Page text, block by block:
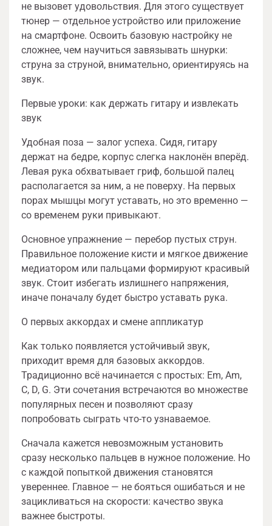
не вызовет удовольствия. Для этого существует
тюнер — отдельное устройство или приложение
на смартфоне. Освоить базовую настройку не
сложнее, чем научиться завязывать шнурки:
струна за струной, внимательно, ориентируясь на
звук.
Первые уроки: как держать гитару и извлекать
звук
Удобная поза — залог успеха. Сидя, гитару
держат на бедре, корпус слегка наклонён вперёд.
Левая рука обхватывает гриф, большой палец
располагается за ним, а не поверху. На первых
порах мышцы могут уставать, но это временно —
со временем руки привыкают.
Основное упражнение — перебор пустых струн.
Правильное положение кисти и мягкое движение
медиатором или пальцами формируют красивый
звук. Стоит избегать излишнего напряжения,
иначе поначалу будет быстро уставать рука.
О первых аккордах и смене аппликатур
Как только появляется устойчивый звук,
приходит время для базовых аккордов.
Традиционно всё начинается с простых: Em, Am,
C, D, G. Эти сочетания встречаются во множестве
популярных песен и позволяют сразу
попробовать сыграть что-то узнаваемое.
Сначала кажется невозможным установить
сразу несколько пальцев в нужное положение. Но
с каждой попыткой движения становятся
увереннее. Главное — не бояться ошибаться и не
зацикливаться на скорости: качество звука
важнее быстроты.